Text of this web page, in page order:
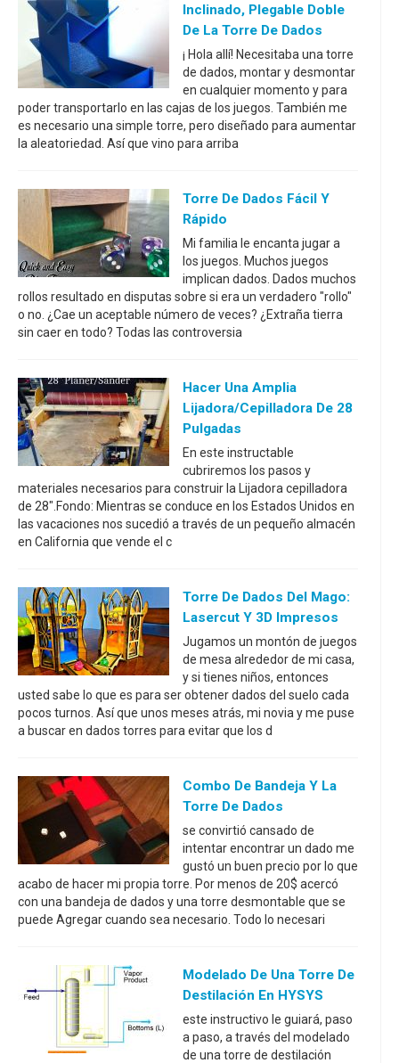
Inclinado, Plegable Doble
De La Torre De Dados
¡ Hola allí! Necesitaba una torre
de dados, montar y desmontar
en cualquier momento y para
poder transportarlo en las cajas de los juegos. También me
es necesario una simple torre, pero diseñado para aumentar
la aleatoriedad. Así que vino para arriba
Torre De Dados Fácil Y
Rápido
Mi familia le encanta jugar a
los juegos. Muchos juegos
implican dados. Dados muchos
rollos resultado en disputas sobre si era un verdadero "rollo"
o no. ¿Cae un aceptable número de veces? ¿Extraña tierra
sin caer en todo? Todas las controversia
Hacer Una Amplia
Lijadora/cepilladora De 28
Pulgadas
En este instructable
cubriremos los pasos y
materiales necesarios para construir la Lijadora cepilladora
de 28".Fondo: Mientras se conduce en los Estados Unidos en
las vacaciones nos sucedió a través de un pequeño almacén
en California que vende el c
Torre De Dados Del Mago:
Lasercut Y 3D Impresos
Jugamos un montón de juegos
de mesa alrededor de mi casa,
y si tienes niños, entonces
usted sabe lo que es para ser obtener dados del suelo cada
pocos turnos. Así que unos meses atrás, mi novia y me puse
a buscar en dados torres para evitar que los d
Combo De Bandeja Y La
Torre De Dados
se convirtió cansado de
intentar encontrar un dado me
gustó un buen precio por lo que
acabo de hacer mi propia torre. Por menos de 20$ acercó
con una bandeja de dados y una torre desmontable que se
puede Agregar cuando sea necesario. Todo lo necesari
Modelado De Una Torre De
Destilación En HYSYS
este instructivo le guiará, paso
a paso, a través del modelado
de una torre de destilación